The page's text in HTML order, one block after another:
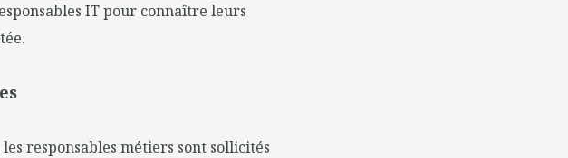
IT pour connaître leurs
responsables métiers sont sollicités